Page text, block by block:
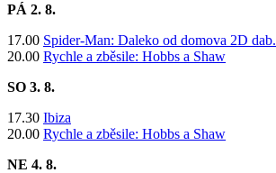
PÁ 2. 8.
17.00 Spider-Man: Daleko od domova 2D dab.
20.00 Rychle a zběsile: Hobbs a Shaw
SO 3. 8.
​17.30 Ibiza
20.00 Rychle a zběsile: Hobbs a Shaw
NE 4. 8.